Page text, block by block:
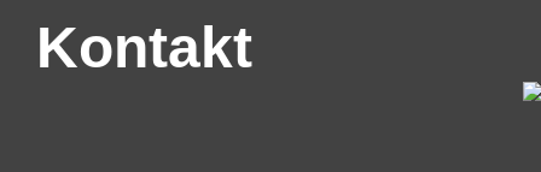
Kontakt